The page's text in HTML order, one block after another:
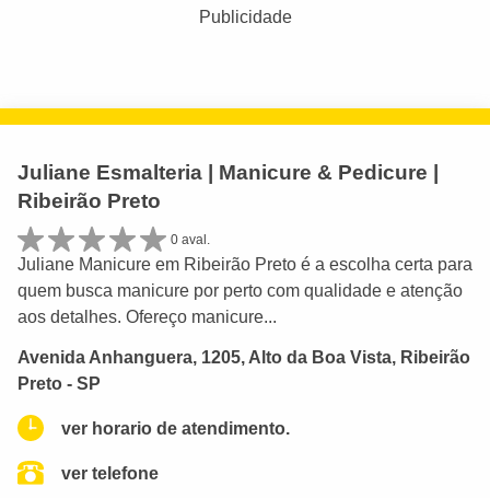
Publicidade
Juliane Esmalteria | Manicure & Pedicure |
Ribeirão Preto
0 aval.
Juliane Manicure em Ribeirão Preto é a escolha certa para
quem busca manicure por perto com qualidade e atenção
aos detalhes. Ofereço manicure...
Avenida Anhanguera, 1205, Alto da Boa Vista, Ribeirão
Preto - SP
ver horario de atendimento.
ver telefone